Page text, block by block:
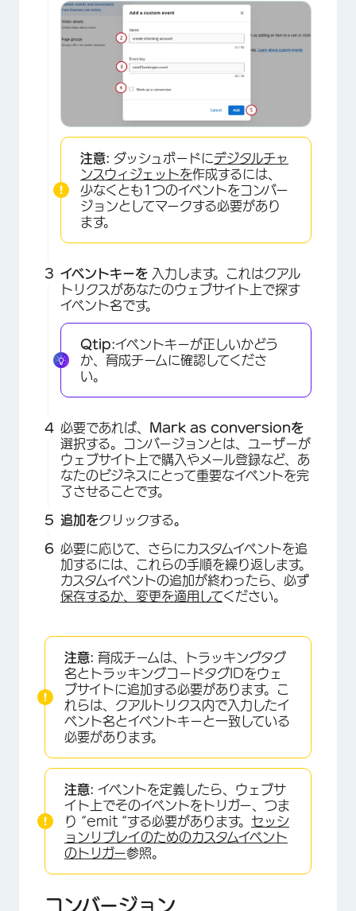
×
注意: ダッシュボードにデジタルチャ
ンスウィジェットを作成するには、
少なくとも1つのイベントをコンバー
ジョンとしてマークする必要があり
ます。
イベントキーを 入力します。これはクアル
トリクスがあなたのウェブサイト上で探す
イベント名です。
Qtip:イベントキーが正しいかどう
か、育成チームに確認してくださ
い。
必要であれば、
Mark as conversionを
選択する。コンバージョンとは、ユーザーが
ウェブサイト上で購入やメール登録など、あ
なたのビジネスにとって重要なイベントを完
了させることです。
追加をクリックする。
必要に応じて、さらにカスタムイベントを追
加するには、これらの手順を繰り返します。
カスタムイベントの追加が終わったら、必ず
保存するか、変更を適用してください。
注意: 育成チームは、トラッキングタグ
名とトラッキングコードタグIDをウェ
ブサイトに追加する必要があります。こ
れらは、クアルトリクス内で入力したイ
ベント名とイベントキーと一致している
必要があります。
注意: イベントを定義したら、ウェブサ
イト上でそのイベントをトリガー、つま
り “emit “する必要があります。 セッシ
ョンリプレイのためのカスタムイベント
のトリガー参照。
コンバージョン